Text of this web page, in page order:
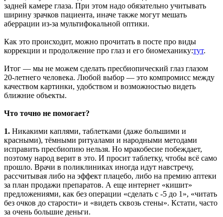
задней камере глаза. При этом надо обязательно учитывать
ширину зрачков пациента, иначе также могут мешать
аберрации из-за мультифокальной оптики.
Как это происходит, можно прочитать в посте про виды
коррекции и продолжение про глаз и его биомеханику:тут.
Итог — мы не можем сделать пресбиопический глаз глазом
20-летнего человека. Любой выбор — это компромисс между
качеством картинки, удобством и возможностью видеть
ближние объекты.
Что точно не помогает?
1. Никакими каплями, таблетками (даже большими и
красными), тёмными ритуалами и народными методами
исправить пресбиопию нельзя. Но мракобесие побеждает,
поэтому народ верит в это. И просит таблетку, чтобы всё само
прошло. Врачи в поликлиниках иногда идут навстречу,
рассчитывая либо на эффект плацебо, либо на премию аптеки
за план продажи препаратов. А еще интернет «кишит»
предложениями, как без операции «сделать с -5 до 1», «читать
без очков до старости» и «видеть сквозь стены». Кстати, часто
за очень большие деньги.